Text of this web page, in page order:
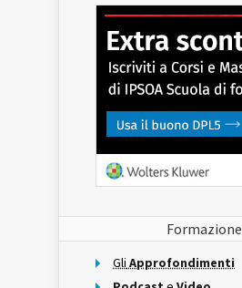
Formazione
Gli Approfondimenti